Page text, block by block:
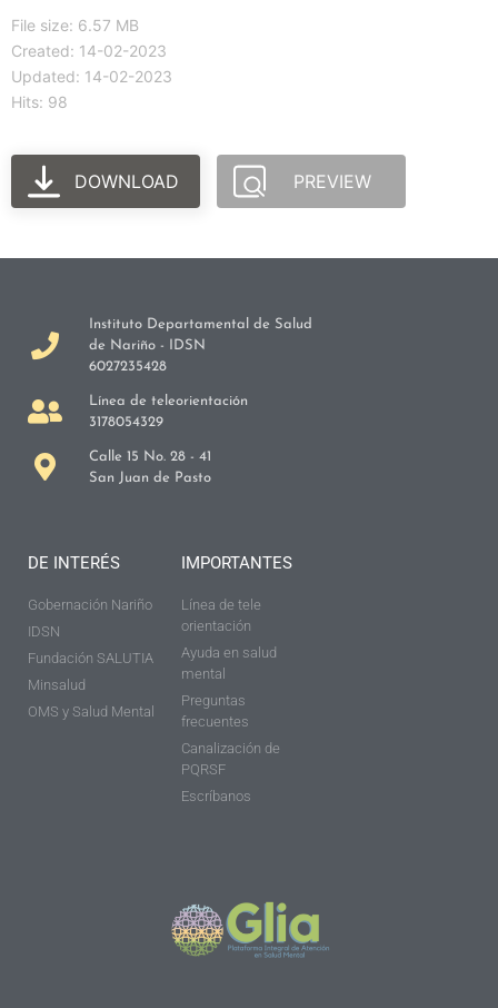
File size: 6.57 MB
Created: 14-02-2023
Updated: 14-02-2023
Hits: 98
DOWNLOAD PREVIEW
Instituto Departamental de Salud
de Nariño - IDSN
6027235428
Línea de teleorientación
3178054329
Calle 15 No. 28 - 41
San Juan de Pasto
DE INTERÉS
Gobernación Nariño
IDSN
Fundación SALUTIA
Minsalud
OMS y Salud Mental
IMPORTANTES
Línea de tele
orientación
Ayuda en salud
mental
Preguntas
frecuentes
Canalización de
PQRSF
Escríbanos